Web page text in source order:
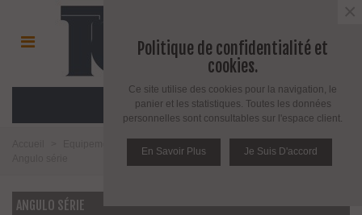
MENU
ANGULO SÉRIE
Politique de confidentialité et
cookies.
Ce site utilise des cookies pour la navigation, le
panier et les statistiques. Toutes les données
personnelles sont consultables sur l'espace client.
En Savoir Plus Je Suis D'accord